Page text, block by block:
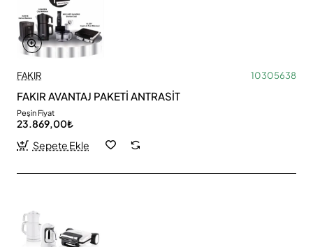
FAKIR 10305638
FAKIR AVANTAJ PAKETİ ANTRASİT
Peşin Fiyat
23.869,00₺
Sepete Ekle